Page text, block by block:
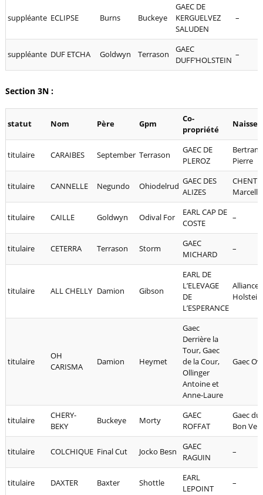
suppléante ECLIPSE Burns Buckeye
GAEC DE
KERGUELVEZ
SALUDEN
–
suppléante DUF ETCHA Goldwyn Terrason
GAEC
DUFF’HOLSTEIN
–
Section 3N :
statut Nom Père Gpm
Co-
propriété
titulaire CARAIBES September Terrason
GAEC DE
PLEROZ
Bertrand
Pierre
titulaire CANNELLE Negundo Ohiodelrud GAEC DES
ALIZES
CHENTIL
Marcelle
titulaire CAILLE Goldwyn Odival For
EARL CAP DE
COSTE
–
titulaire CETERRA Terrason Storm
GAEC
MICHARD
–
titulaire ALL CHELLY Damion Gibson
EARL DE
L’ELEVAGE
DE
L’ESPERANCE
Alliance
Holstein
titulaire
OH
CARISMA
Damion Heymet
Gaec
Derrière la
Tour, Gaec
de la Cour,
Ollinger
Antoine et
Anne-Laure
Gaec
titulaire
CHERY-
BEKY
Buckeye Morty
GAEC
ROFFAT
Gaec du
Bon
titulaire COLCHIQUE Final Cut Jocko Besn
GAEC
RAGUIN
–
titulaire DAXTER Baxter Shottle
EARL
LEPOINT
–